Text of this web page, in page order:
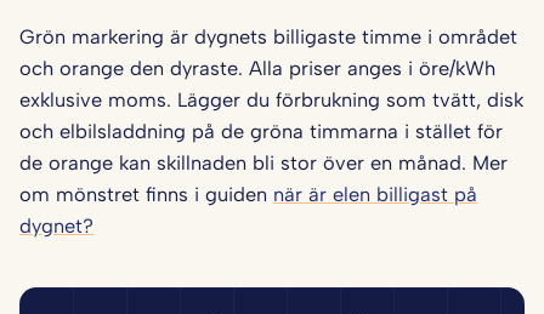
Grön markering är dygnets billigaste timme i området
och orange den dyraste. Alla priser anges i öre/kWh
exklusive moms. Lägger du förbrukning som tvätt, disk
och elbilsladdning på de gröna timmarna i stället för
de orange kan skillnaden bli stor över en månad. Mer
om mönstret finns i guiden när är elen billigast på
dygnet?